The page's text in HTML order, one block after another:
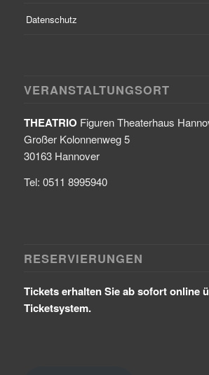
Datenschutz
VERANSTALTUNGSORT
THEATRIO Figuren Theaterhaus
Großer Kolonnenweg 5
30163 Hannover
Tel: 0511 8995940
RESERVIERUNGEN
Tickets erhalten Sie ab sofort online
Ticketsystem.